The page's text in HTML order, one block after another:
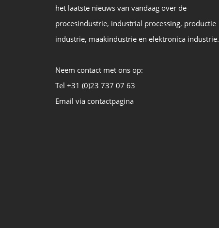
het laatste nieuws van vandaag over de
procesindustrie, industrial processing, productie
industrie, maakindustrie en elektronica industrie.
Neem contact met ons op:
Tel +31 (0)23 737 07 63
Email via contactpagina